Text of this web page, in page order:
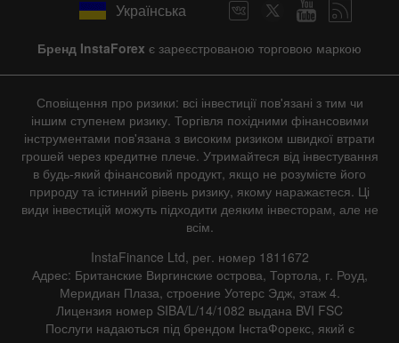
Українська
Бренд InstaForex є зареєстрованою торговою маркою
Сповіщення про ризики: всі інвестиції пов'язані з тим чи
іншим ступенем ризику. Торгівля похідними фінансовими
інструментами пов'язана з високим ризиком швидкої втрати
грошей через кредитне плече. Утримайтеся від інвестування
в будь-який фінансовий продукт, якщо не розумієте його
природу та істинний рівень ризику, якому наражаєтеся. Ці
види інвестицій можуть підходити деяким інвесторам, але не
всім.
InstaFinance Ltd, рег. номер 1811672
Адрес: Британские Виргинские острова, Тортола, г. Роуд,
Меридиан Плаза, строение Уотерс Эдж, этаж 4.
Лицензия номер SIBA/L/14/1082 выдана BVI FSC
Послуги надаються під брендом ІнстаФорекс, який є